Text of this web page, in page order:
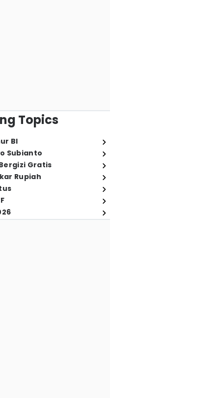
Topics
BI
Subianto
Gratis
Rupiah